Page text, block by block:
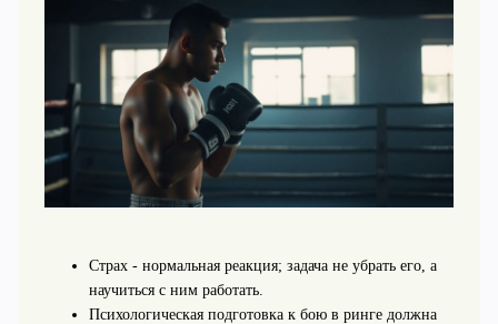
Страх - нормальная реакция; задача не убрать его, а
научиться с ним работать.
Психологическая подготовка к бою в ринге должна